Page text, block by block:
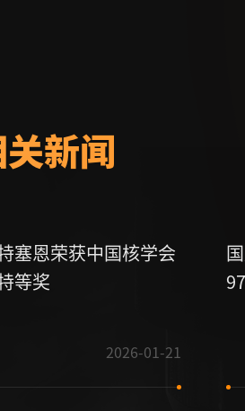
新闻
塞恩荣获中国核学会
等奖
2026-01-21